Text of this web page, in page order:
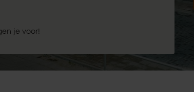
je voor!